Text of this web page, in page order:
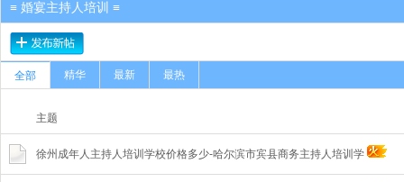
≡ 婚宴主持人培训 ≡
全部 精华 最新 最热
主题
徐州成年人主持人培训学校价格多少-哈尔滨市宾县商务主持人培训学